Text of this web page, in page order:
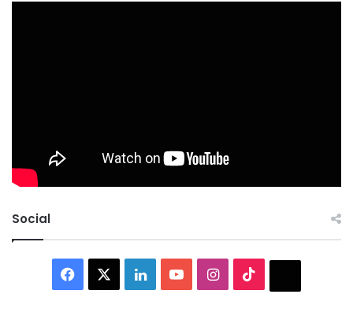
Social
Facebook LinkedInYouTubeInstagram